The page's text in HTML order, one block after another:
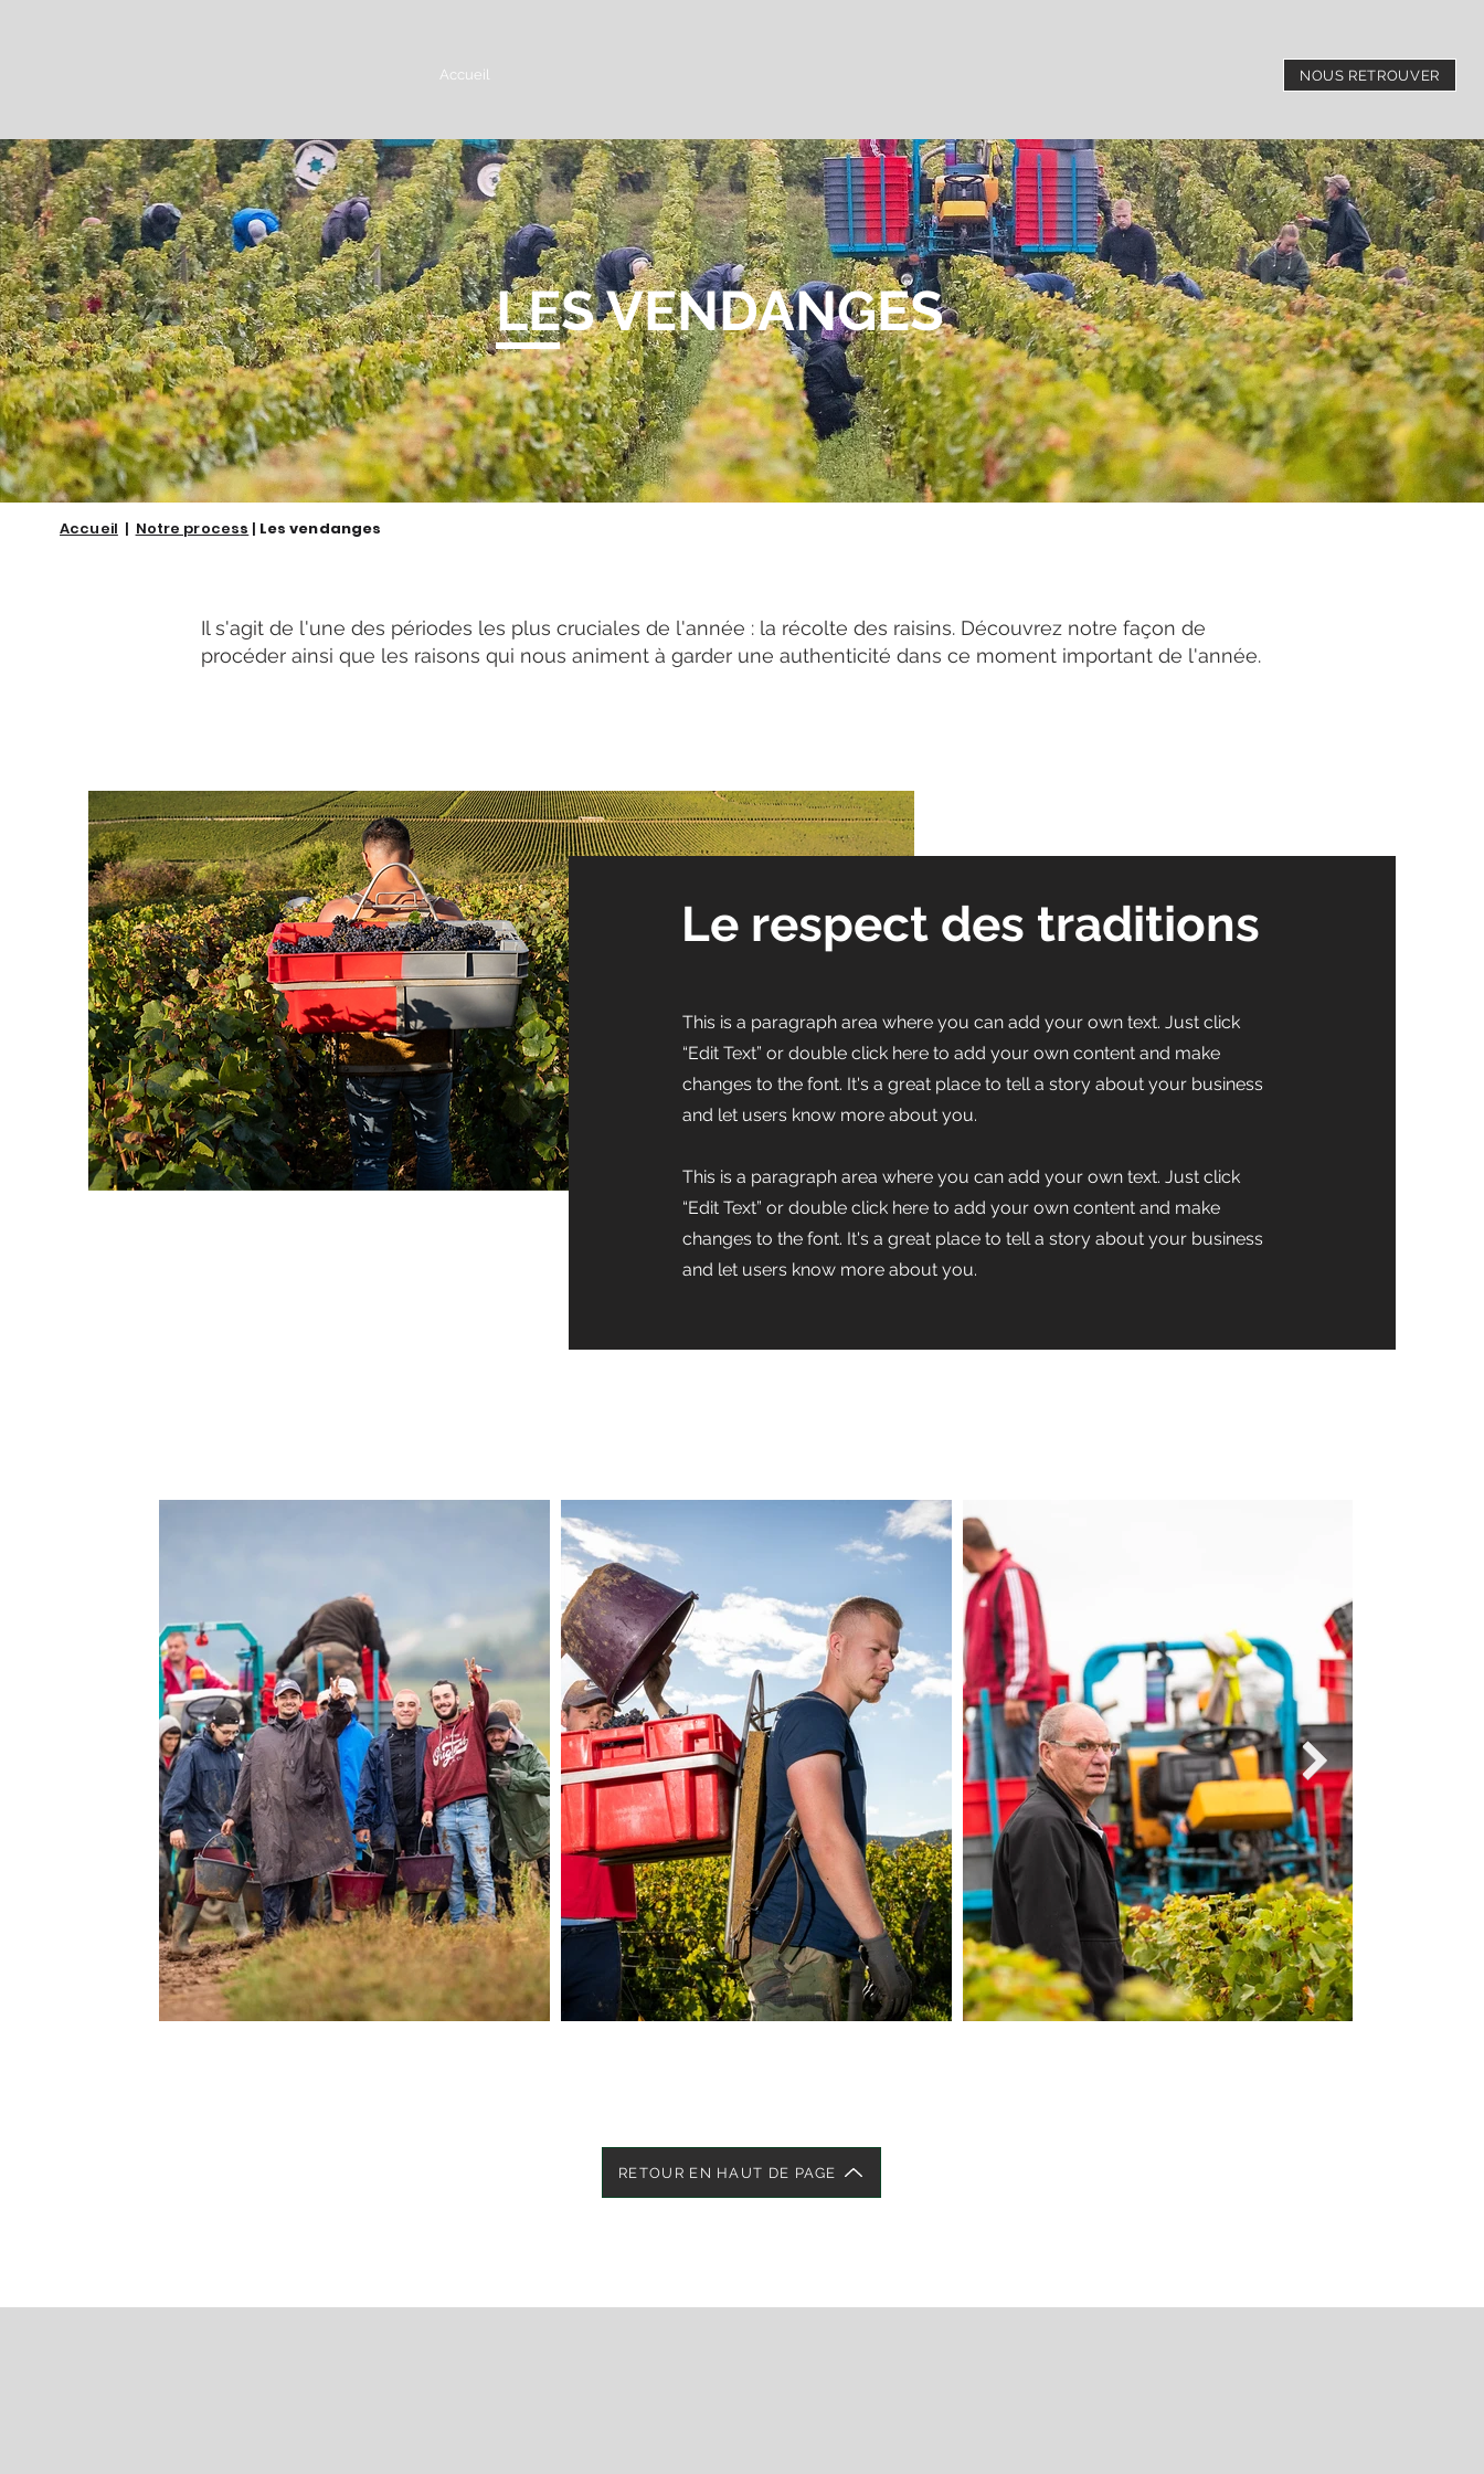
Accueil NOUS RETROUVER
LES VENDANGES
Accueil | Notre process | Les vendanges
Il s'agit de l'une des périodes les plus cruciales de l'année : la récolte des raisins. Découvrez notre façon de
procéder ainsi que les raisons qui nous animent à garder une authenticité dans ce moment important de l'année.
Le respect des traditions
This is a paragraph area where you can add your own text. Just click
“Edit Text” or double click here to add your own content and make
changes to the font. It's a great place to tell a story about your business
and let users know more about you.
This is a paragraph area where you can add your own text. Just click
“Edit Text” or double click here to add your own content and make
changes to the font. It's a great place to tell a story about your business
and let users know more about you.
RETOUR EN HAUT DE PAGE